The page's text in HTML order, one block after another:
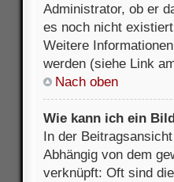
Administrator, ob er
es noch nicht
Weitere
werden (siehe Link
Nach oben
Wie kann ich ein
In der
Abhängig von dem
verknüpft: Oft sind